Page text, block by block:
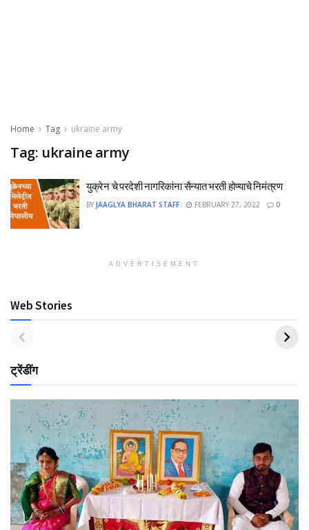
Home Tag ukraine army
Tag: ukraine army
युक्रेन चे परदेशी नागरिकांना सैन्यात भरती होण्याचे निमंत्रण
BY JAAGLYA BHARAT STAFF FEBRUARY 27, 2022 0
ADVERTISEMENT
Web Stories
ट्रेंडींग